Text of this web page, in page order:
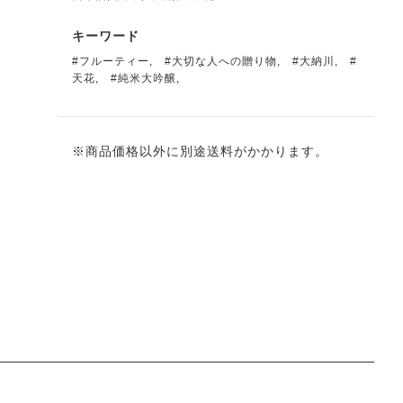
キーワード
#フルーティー , #大切な人への贈り物 , #大納川 , #
天花, #純米大吟醸,
※商品価格以外に別途送料がかかります。